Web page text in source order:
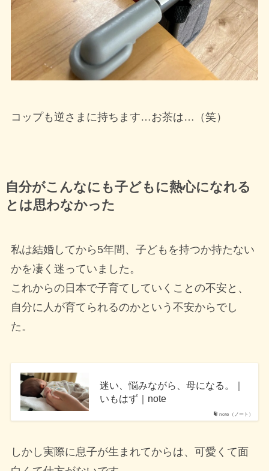
コップも逆さまに持ちます…お茶は…（笑）
自分がこんなにも子どもに熱心になれる
とは思わなかった
私は結婚してから5年間、子どもを持つか持たない
かを凄く迷っていました。
これからの日本で子育てしていくことの不安と、
自分に人が育てられるのかという不安からでし
た。
note（ノート）
迷い、悩みながら、母になる。｜
いもはず｜note
しかし実際に息子が生まれてからは、可愛くて面